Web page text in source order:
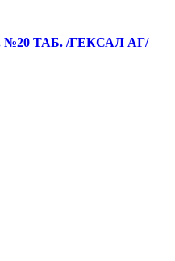
ТАБ. /ГЕКСАЛ АГ/